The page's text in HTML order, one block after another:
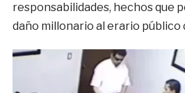
responsabilidades, hechos que
daño millonario al erario público